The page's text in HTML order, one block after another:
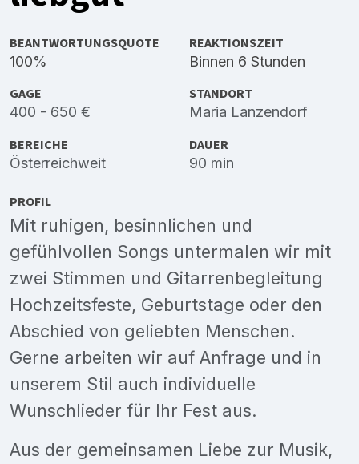
BEANTWORTUNGSQUOTE
100%
REAKTIONSZEIT
Binnen 6 Stunden
GAGE
400 - 650 €
STANDORT
Maria Lanzendorf
BEREICHE
Österreichweit
DAUER
90 min
PROFIL
Mit ruhigen, besinnlichen und
gefühlvollen Songs untermalen wir mit
zwei Stimmen und Gitarrenbegleitung
Hochzeitsfeste, Geburtstage oder den
Abschied von geliebten Menschen.
Gerne arbeiten wir auf Anfrage und in
unserem Stil auch individuelle
Wunschlieder für Ihr Fest aus.
Aus der gemeinsamen Liebe zur Musik,